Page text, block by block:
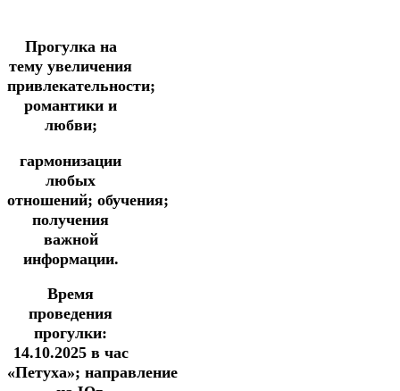
Прогулка на
тему увеличения
привлекательности;
романтики и
любви;
гармонизации
любых
отношений; обучения;
получения
важной
информации.
Время
проведения
прогулки:
14.10.2025в час
«Петуха»; направление